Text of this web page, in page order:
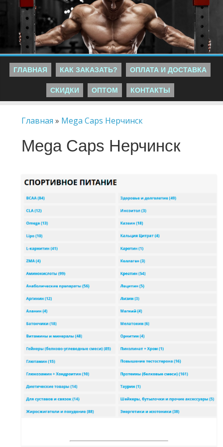
ГЛАВНАЯ КАК ЗАКАЗАТЬ? ОПЛАТА И ДОСТАВКА
СКИДКИ ОПТОМ КОНТАКТЫ
Главная » Mega Caps Нерчинск
Mega Caps Нерчинск